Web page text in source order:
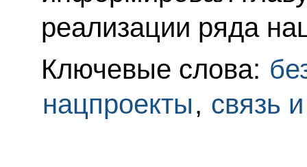
реализации ряда
Ключевые слова:
нацпроекты, связь